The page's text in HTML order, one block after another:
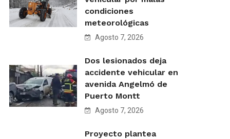
condiciones
meteorológicas
Agosto 7, 2026
Dos lesionados deja
accidente vehicular en
avenida Angelmó de
Puerto Montt
Agosto 7, 2026
Proyecto plantea